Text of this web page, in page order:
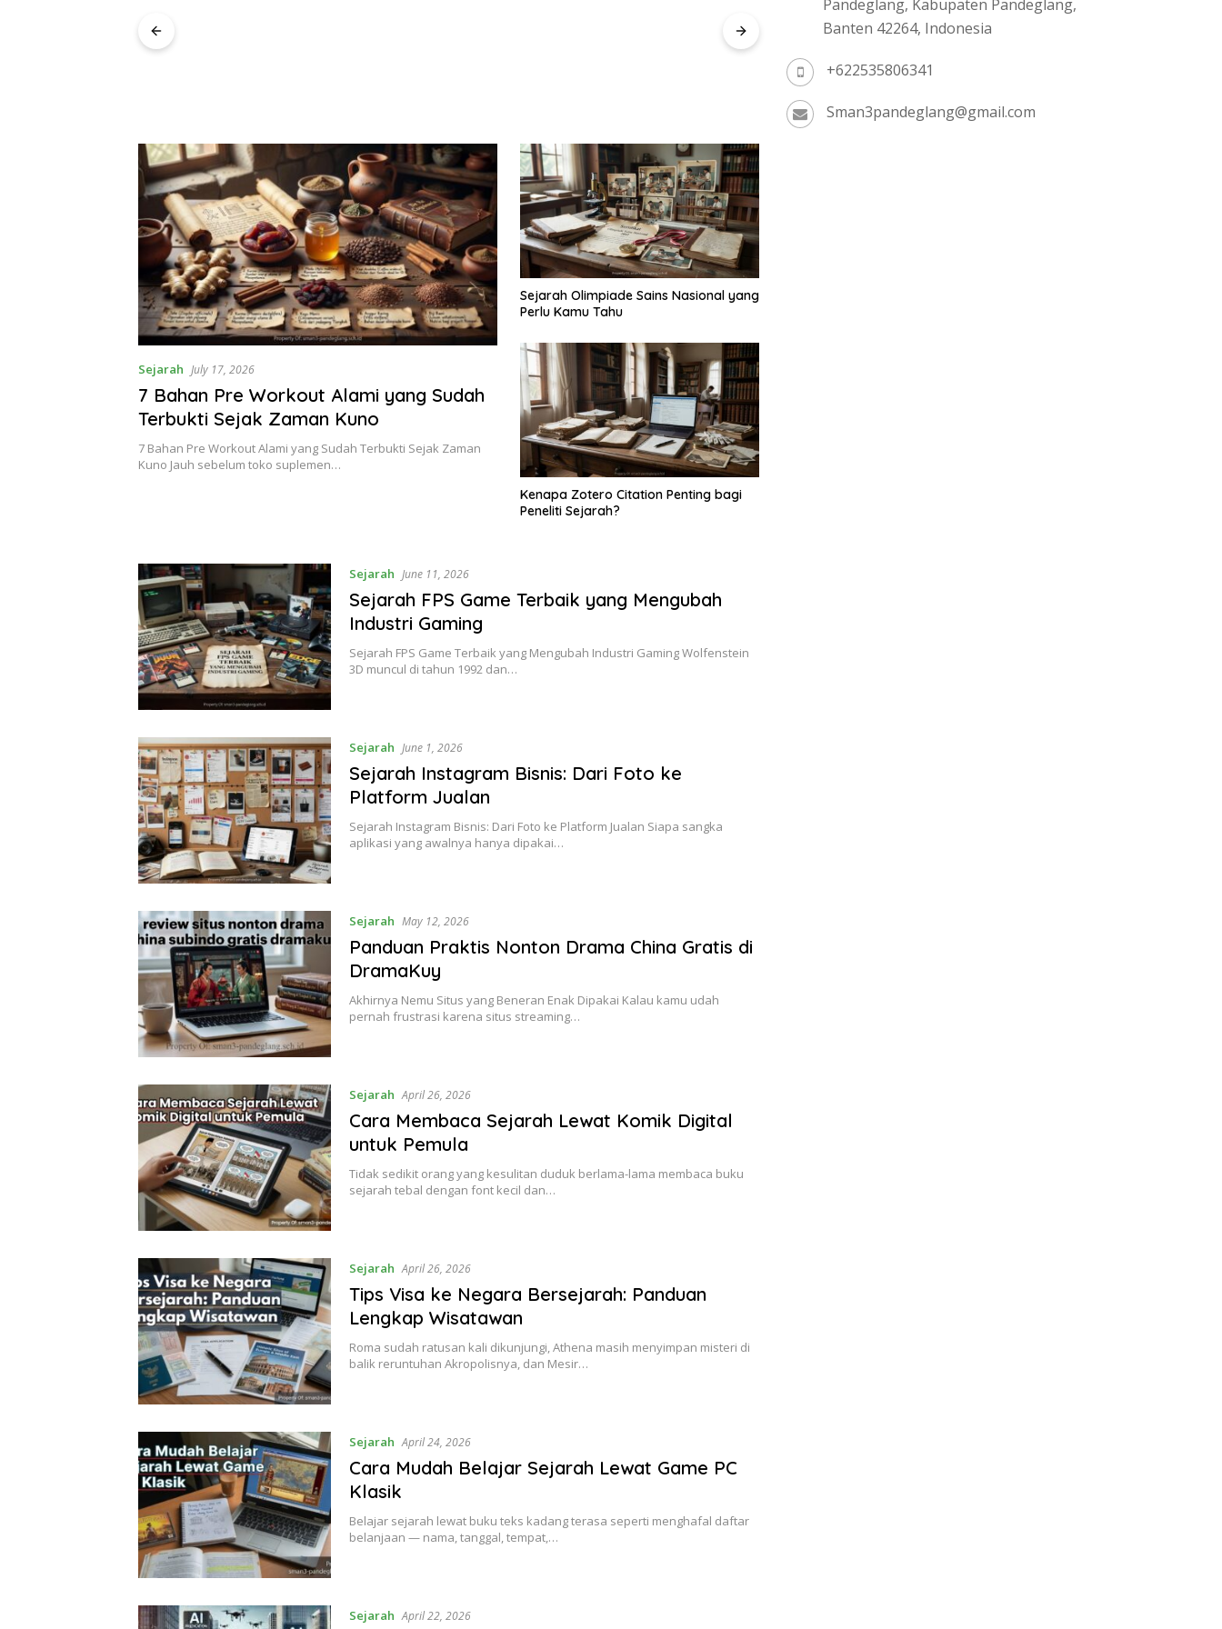
Sejarah July 17, 2026
7 Bahan Pre Workout Alami yang Sudah
Terbukti Sejak Zaman Kuno
7 Bahan Pre Workout Alami yang Sudah Terbukti Sejak Zaman
Kuno Jauh sebelum toko suplemen…
Sejarah Olimpiade Sains Nasional yang
Perlu Kamu Tahu
Kenapa Zotero Citation Penting bagi
Peneliti Sejarah?
Sejarah June 11, 2026
Sejarah FPS Game Terbaik yang Mengubah
Industri Gaming
Sejarah FPS Game Terbaik yang Mengubah Industri Gaming Wolfenstein
3D muncul di tahun 1992 dan…
Sejarah June 1, 2026
Sejarah Instagram Bisnis: Dari Foto ke
Platform Jualan
Sejarah Instagram Bisnis: Dari Foto ke Platform Jualan Siapa sangka
aplikasi yang awalnya hanya dipakai…
Sejarah May 12, 2026
Panduan Praktis Nonton Drama China Gratis di
DramaKuy
Akhirnya Nemu Situs yang Beneran Enak Dipakai Kalau kamu udah
pernah frustrasi karena situs streaming…
Sejarah April 26, 2026
Cara Membaca Sejarah Lewat Komik Digital
untuk Pemula
Tidak sedikit orang yang kesulitan duduk berlama-lama membaca buku
sejarah tebal dengan font kecil dan…
Sejarah April 26, 2026
Tips Visa ke Negara Bersejarah: Panduan
Lengkap Wisatawan
Roma sudah ratusan kali dikunjungi, Athena masih menyimpan misteri di
balik reruntuhan Akropolisnya, dan Mesir…
Sejarah April 24, 2026
Cara Mudah Belajar Sejarah Lewat Game PC
Klasik
Belajar sejarah lewat buku teks kadang terasa seperti menghafal daftar
belanjaan — nama, tanggal, tempat,…
Sejarah April 22, 2026
Pandeglang, Kabupaten Pandeglang,
Banten 42264, Indonesia
+622535806341
Sman3pandeglang@gmail.com